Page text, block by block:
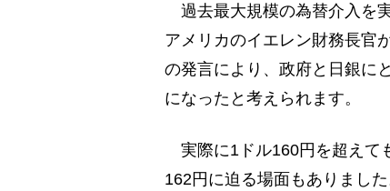
過去最大規模の為替介入を
アメリカのイエレン財務長官
の発言により、政府と日銀に
になったと考えられます。
実際に1ドル160円を超えて
162円に迫る場面もありました